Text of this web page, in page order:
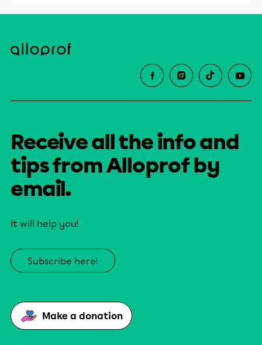
Receive all the info and
tips from Alloprof by
email.
It will help you!
Subscribe here!
Make a donation